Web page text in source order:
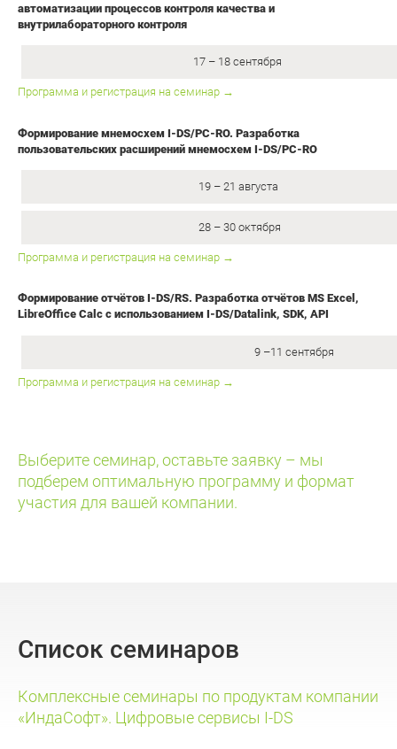
автоматизации процессов контроля качества и
внутрилабораторного контроля
17 – 18 сентября
Программа и регистрация на семинар →
Формирование мнемосхем I-DS/PC-RO. Разработка
пользовательских расширений мнемосхем I-DS/PC-RO
19 – 21 августа
28 – 30 октября
Программа и регистрация на семинар →
Формирование отчётов I-DS/RS. Разработка отчётов MS Excel,
LibreOffice Calc с использованием I-DS/Datalink, SDK, API
9 –11 сентября
Программа и регистрация на семинар →
Выберите семинар, оставьте заявку – мы
подберем оптимальную программу и формат
участия для вашей компании.
Список семинаров
Комплексные семинары по продуктам компании
«ИндаСофт». Цифровые сервисы I-DS